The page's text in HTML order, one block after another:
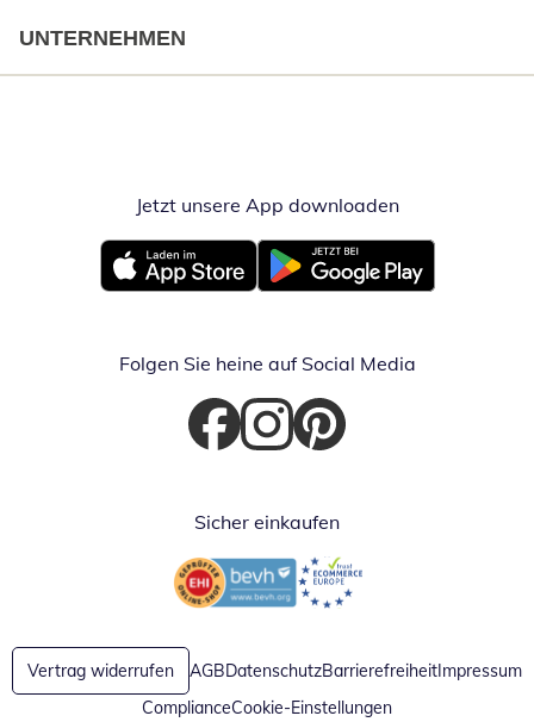
UNTERNEHMEN
Jetzt unsere App downloadenÖffnet in
Öffnet in neuem FensterÖffnet in neuem Fenster
Folgen Sie heine auf Social Media
Öffnet in neuem Fenster
Öffnet in neuem Fenster
Öffnet in neuem Fenster
Sicher einkaufen
Öffnet in neuem FensterÖffnet in neuem Fenster
Vertrag widerrufen AGBDatenschutzBarrierefreiheitImpressum
ComplianceCookie-Einstellungen